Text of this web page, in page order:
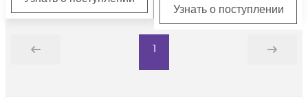
Узнать о поступлении
Назад
1
Дальше